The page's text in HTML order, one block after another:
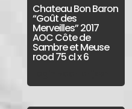
Chateau Bon Baron
“Goût des
Merveilles” 2017
AOC Côte de
Sambre et Meuse
rood 75 cl x 6